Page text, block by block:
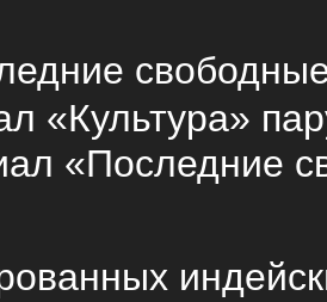
«Культура»
«Последние